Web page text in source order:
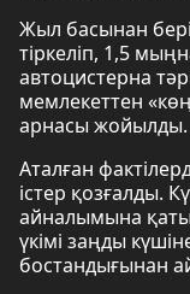
Жыл басынан
тіркеліп, 1,5
автоцистерна
мемлекеттен
арнасы жойылды.
Аталған
істер қозғалды.
айналымына
үкімі заңды
бостандығынан